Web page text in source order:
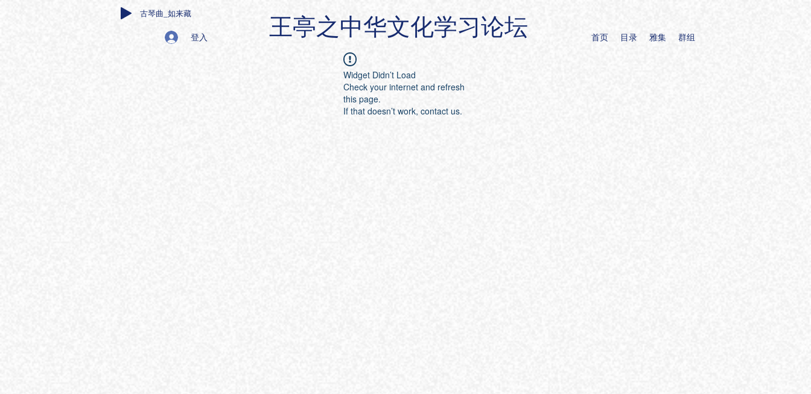
古琴曲_如来藏
登入 王亭之中华文化学习论坛 首页 目录 雅集 群组
Widget Didn’t Load
Check your internet and refresh
this page.
If that doesn’t work, contact us.